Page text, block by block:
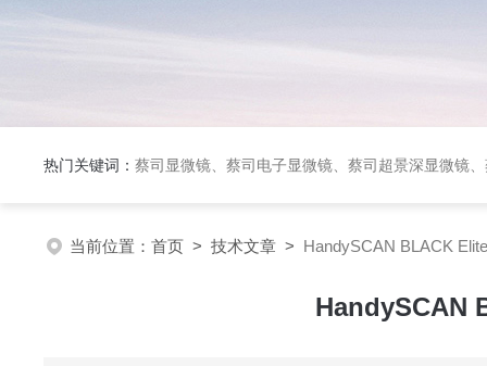
热门关键词： 蔡司显微镜、蔡司电子显微镜、蔡司超景深显微镜
当前位置： 首页 > 技术文章 > HandySCAN BLACK
HandySCAN